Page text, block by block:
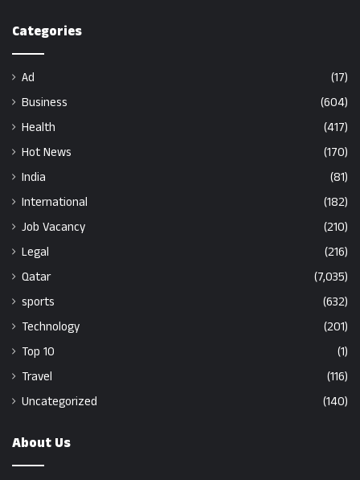
Categories
Ad
(17)
Business
(604)
Health
(417)
Hot News
(170)
India
(81)
International
(182)
Job Vacancy
(210)
Legal
(216)
Qatar
(7,035)
sports
(632)
Technology
(201)
Top 10
(1)
Travel
(116)
Uncategorized
(140)
About Us